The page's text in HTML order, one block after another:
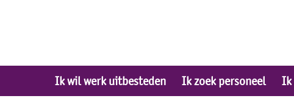
Ik wil werk uitbesteden Ik zoek personeel Ik